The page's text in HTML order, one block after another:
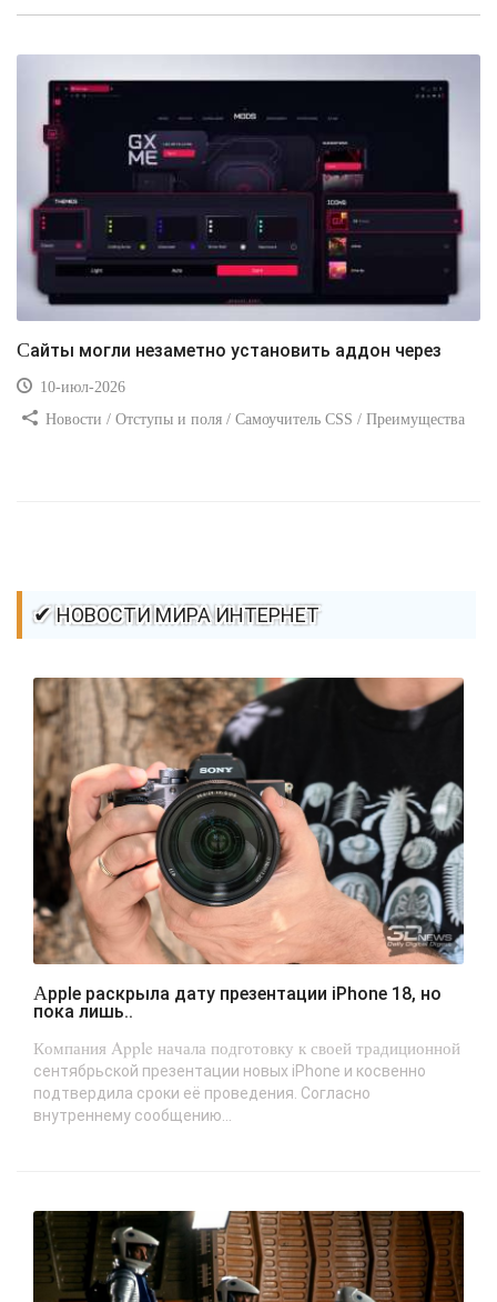
Сайты могли незаметно установить аддон через
10-июл-2026
Новости / Отступы и поля / Самоучитель CSS / Преимущества
✔ НОВОСТИ МИРА ИНТЕРНЕТ
Apple раскрыла дату презентации iPhone 18, но
пока лишь..
Компания Apple начала подготовку к своей традиционной
сентябрьской презентации новых iPhone и косвенно
подтвердила сроки её проведения. Согласно
внутреннему сообщению...